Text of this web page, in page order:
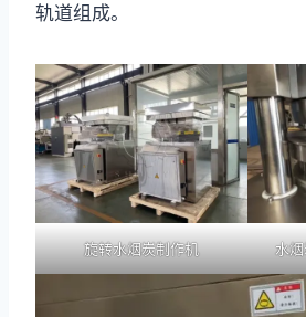
轨道组成。
旋转水烟炭制作机 水